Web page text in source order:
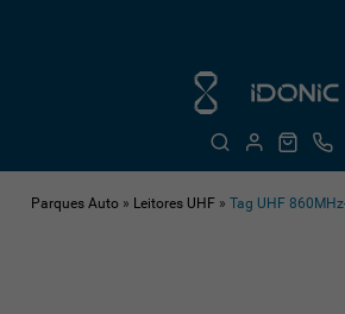
Parques Auto » Leitores UHF »Tag UHF